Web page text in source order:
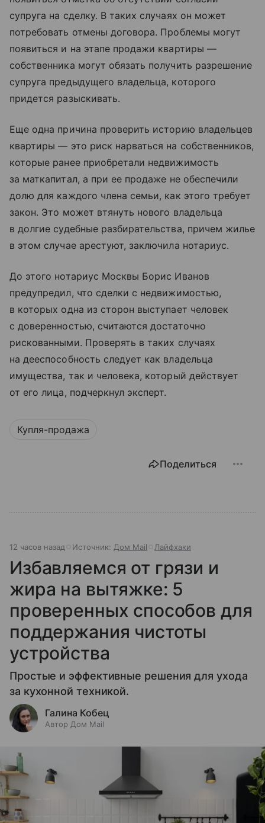
супруга на сделку. В таких случаях он может
потребовать отмены договора. Проблемы могут
появиться и на этапе продажи квартиры —
собственника могут обязать получить разрешение
супруга предыдущего владельца, которого
придется разыскивать.
Еще одна причина проверить историю владельцев
квартиры — это риск нарваться на собственников,
которые ранее приобретали недвижимость
за маткапитал, а при ее продаже не обеспечили
долю для каждого члена семьи, как этого требует
закон. Это может втянуть нового владельца
в долгие судебные разбирательства, причем жилье
в этом случае арестуют, заключила нотариус.
До этого нотариус Москвы Борис Иванов
предупредил, что сделки с недвижимостью,
в которых одна из сторон выступает человек
с доверенностью, считаются достаточно
рискованными. Проверять в таких случаях
на дееспособность следует как владельца
имущества, так и человека, который действует
от его лица, подчеркнул эксперт.
Купля-продажа
Поделиться
12 часов назад Источник: Дом Mail Лайфхаки
Избавляемся от грязи и
жира на вытяжке: 5
проверенных способов для
поддержания чистоты
устройства
Простые и эффективные решения для ухода
за кухонной техникой.
Галина Кобец
Автор Дом Mail